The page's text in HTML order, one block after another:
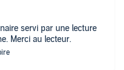
servi par une lecture
Merci au lecteur.